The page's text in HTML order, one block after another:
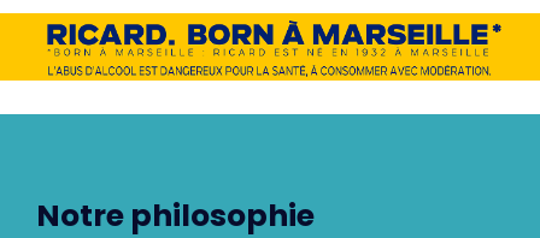
Notre philosophie